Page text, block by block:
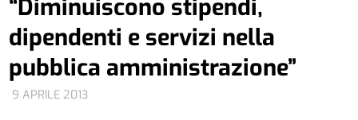
9 APRILE 2013
“Diminuiscono stipendi,
dipendenti e servizi nella
pubblica amministrazione”